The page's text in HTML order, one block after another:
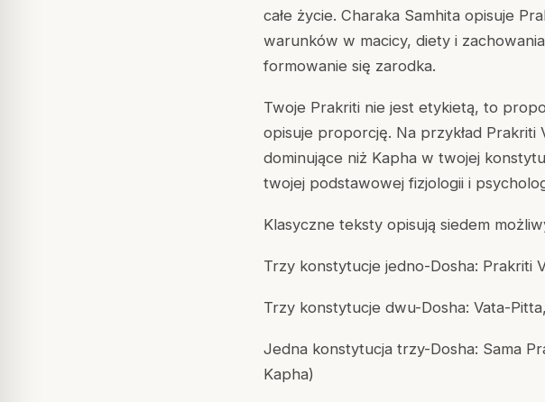
całe życie. Charaka Samhita opisuje
warunków w macicy, diety i
formowanie się zarodka.
Twoje Prakriti nie jest etykietą, to
opisuje proporcję. Na przykład Prakriti
dominujące niż Kapha w twojej
twojej podstawowej fizjologii i
Klasyczne teksty opisują siedem
Trzy konstytucje jedno-Dosha: Prakriti
Trzy konstytucje dwu-Dosha: Vata-
Jedna konstytucja trzy-Dosha: Sama
Kapha)